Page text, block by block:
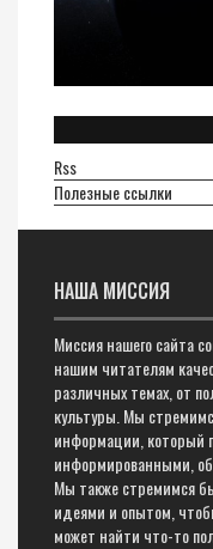
Rss
Полезные ссылки
НАША МИССИЯ
Миссия нашего сайта
нашим читателям
различных темах, от
культуры. Мы
информации, который
информированными,
Мы также стремимся
идеями и опытом,
может найти что-то